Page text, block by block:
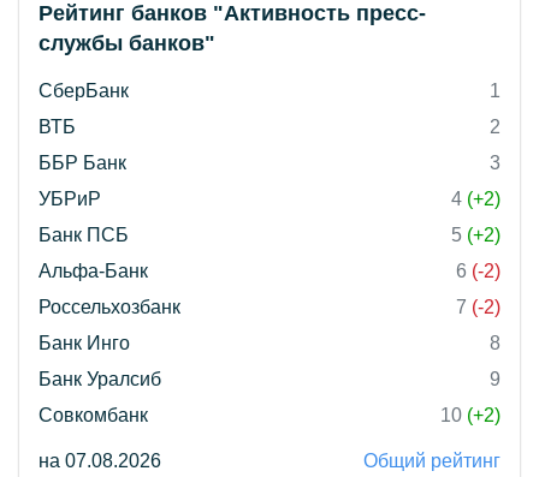
Рейтинг банков "Активность пресс-
службы банков"
СберБанк
1
ВТБ
2
ББР Банк
3
УБРиР
4 (+2)
Банк ПСБ
5 (+2)
Альфа-Банк
6 (-2)
Россельхозбанк
7 (-2)
Банк Инго
8
Банк Уралсиб
9
Совкомбанк
10 (+2)
на 07.08.2026 Общий рейтинг